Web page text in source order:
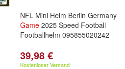
NFL Mini Helm Berlin Germany
Game 2025 Speed Football
Footballhelm 095855020242
39,98 €
Kostenloser Versand